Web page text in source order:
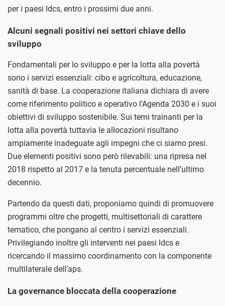
per i paesi ldcs, entro i prossimi due anni.
Alcuni segnali positivi nei settori chiave dello
sviluppo
Fondamentali per lo sviluppo e per la lotta alla povertà
sono i servizi essenziali: cibo e agricoltura, educazione,
sanità di base. La cooperazione italiana dichiara di avere
come riferimento politico e operativo l’Agenda 2030 e i suoi
obiettivi di sviluppo sostenibile. Sui temi trainanti per la
lotta alla povertà tuttavia le allocazioni risultano
ampiamente inadeguate agli impegni che ci siamo presi.
Due elementi positivi sono però rilevabili: una ripresa nel
2018 rispetto al 2017 e la tenuta percentuale nell’ultimo
decennio.
Partendo da questi dati, proponiamo quindi di promuovere
programmi oltre che progetti, multisettoriali di carattere
tematico, che pongano al centro i servizi essenziali.
Privilegiando inoltre gli interventi nei paesi ldcs e
ricercando il massimo coordinamento con la componente
multilaterale dell’aps.
La governance bloccata della cooperazione